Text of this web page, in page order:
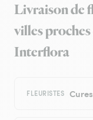
Livraison de
villes
Interflora
FLEURISTES Cures